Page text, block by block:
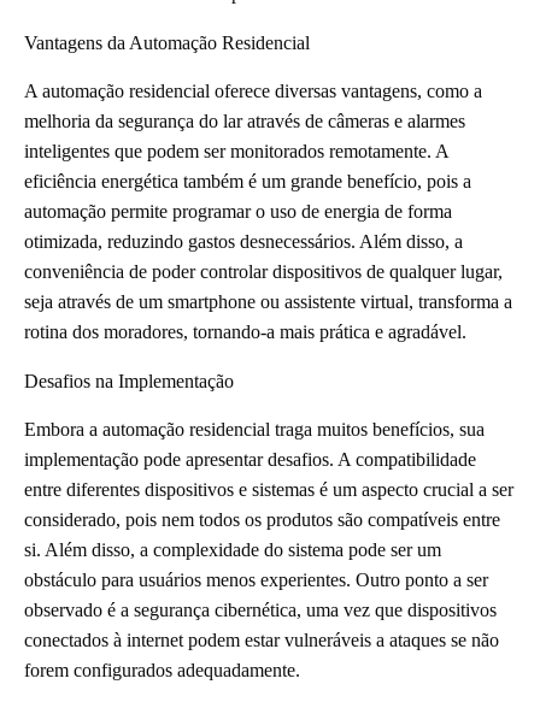
Vantagens da Automação Residencial
A automação residencial oferece diversas vantagens, como a
melhoria da segurança do lar através de câmeras e alarmes
inteligentes que podem ser monitorados remotamente. A
eficiência energética também é um grande benefício, pois a
automação permite programar o uso de energia de forma
otimizada, reduzindo gastos desnecessários. Além disso, a
conveniência de poder controlar dispositivos de qualquer lugar,
seja através de um smartphone ou assistente virtual, transforma a
rotina dos moradores, tornando-a mais prática e agradável.
Desafios na Implementação
Embora a automação residencial traga muitos benefícios, sua
implementação pode apresentar desafios. A compatibilidade
entre diferentes dispositivos e sistemas é um aspecto crucial a ser
considerado, pois nem todos os produtos são compatíveis entre
si. Além disso, a complexidade do sistema pode ser um
obstáculo para usuários menos experientes. Outro ponto a ser
observado é a segurança cibernética, uma vez que dispositivos
conectados à internet podem estar vulneráveis a ataques se não
forem configurados adequadamente.